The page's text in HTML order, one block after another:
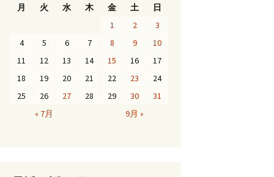
月 火 水 木 金 土 日
« 7月 9月 »
1 2
3
4
5 6 7 8 9
10
11
12 13 14 15 16
17
18
19 20 21 22 23
24
25
26 27 28 29 30 31